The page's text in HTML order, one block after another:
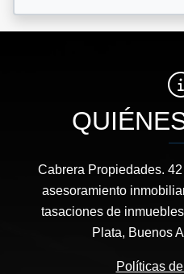
Cabrera Propiedades.
asesoramiento
tasaciones de
Plata, Buenos
Políticas